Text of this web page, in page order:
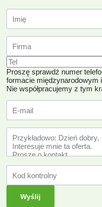
Proszę sprawdź numer
formacie międzynarodowym
Nie współpracujemy z tym